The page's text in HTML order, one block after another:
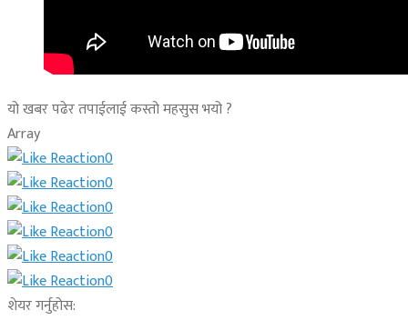
यो खबर पढेर तपाईलाई कस्तो महसुस भयो ?
Array
0
0
0
0
0
0
शेयर गर्नुहोस: